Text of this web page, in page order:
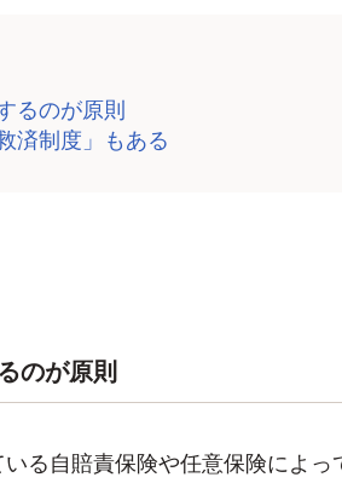
るのが原則
済制度」もある
のが原則
る自賠責保険や任意保険によっ